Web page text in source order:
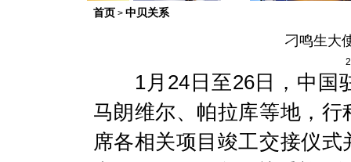
首页 > 中贝关系
刁鸣生大
1月 24日至26日，中国
马朗维尔、帕拉库等地，
席各相关项目竣工交接仪